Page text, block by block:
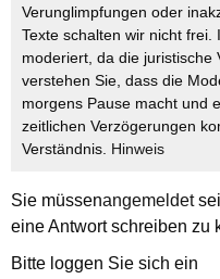
Verunglimpfungen oder
Texte schalten wir nicht
moderiert, da die juristische
verstehen Sie, dass die
morgens Pause macht und
zeitlichen Verzögerungen
Verständnis. Hinweis
Sie müssenangemeldet
eine Antwort schreiben zu
Bitte loggen Sie sich ein